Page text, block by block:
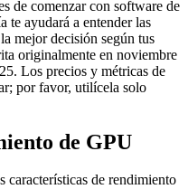
de comenzar con software de
ayudará a entender las
mejor decisión según tus
originalmente en noviembre
Los precios y métricas de
por favor, utilícela solo
de GPU
de rendimiento